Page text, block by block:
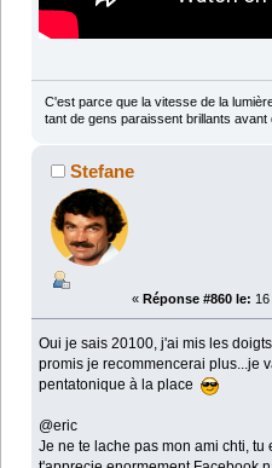
C'est parce que la vitesse de la
tant de gens paraissent brillants avant
Stefane
« Réponse #860 le:
Oui je sais 20100, j'ai mis les
promis je recommencerai plus...je
pentatonique à la place
@eric
Je ne te lache pas mon ami chti,